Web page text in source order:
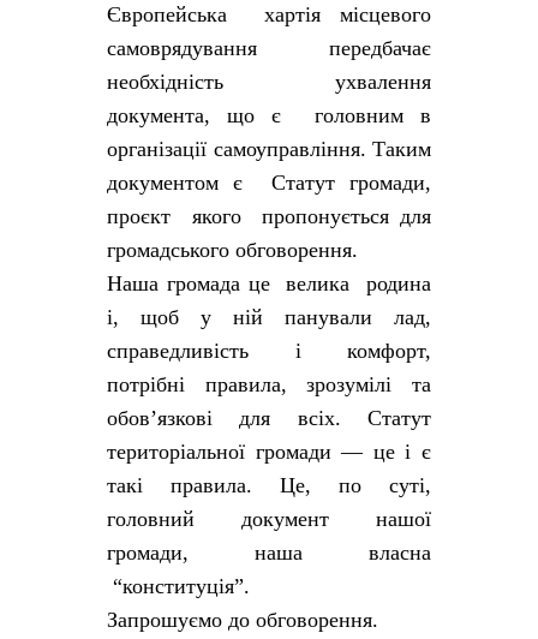
Європейська хартія місцевого
самоврядування передбачає
необхідність ухвалення
документа, що є головним в
організації самоуправління. Таким
документом є Статут громади,
проєкт якого пропонується для
громадського обговорення.
Наша громада це велика родина
і, щоб у ній панували лад,
справедливість і комфорт,
потрібні правила, зрозумілі та
обов’язкові для всіх. Статут
територіальної громади — це і є
такі правила. Це, по суті,
головний документ нашої
громади, наша власна
“конституція”.
Запрошуємо до обговорення.